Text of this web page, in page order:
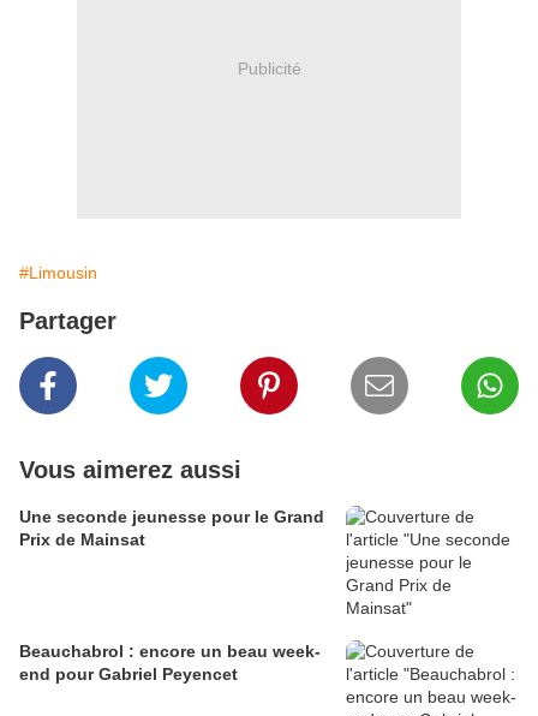
Publicité
#Limousin
Partager
Vous aimerez aussi
Une seconde jeunesse pour le Grand
Prix de Mainsat
Beauchabrol : encore un beau week-
end pour Gabriel Peyencet